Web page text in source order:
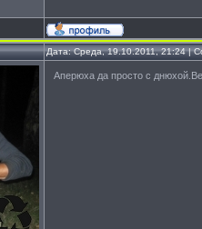
Дата: Среда, 19.10.2011, 21:24 |
Аперюха да просто с